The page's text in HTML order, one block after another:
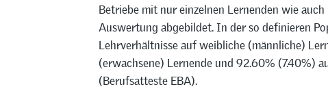
Betriebe mit nur einzelnen Lernenden wie
Auswertung abgebildet. In der so definieren
Lehrverhältnisse auf weibliche (männliche)
(erwachsene) Lernende und 92.60% (7.40%)
(Berufsatteste EBA).